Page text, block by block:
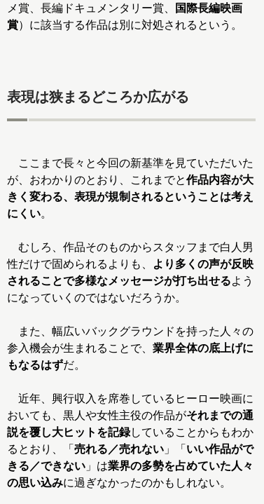
メ賞、長編ドキュメンタリー賞、
国際長編映画
賞）に該当する作品は別に対処されるという。
表現は狭まるどころか広がる
ここまで長々と今回の新基準を見ていただいた
が、おわかりのとおり、これまでと作品内容が大
きく変わる、表現が規制されるということは考え
にくい。
むしろ、作品そのものからスタッフまで白人男
性だけで固められるよりも、
より多くの声が反映
されることで多様なメッセージが打ち出せるよう
になっていくのではないだろうか。
また、幅広いバックグラウンドを持った人々の
参入機会が生まれることで、 業界全体の底上げに
もなるはずだ。
近年、興行収入を席巻しているヒーロー映画に
おいても、黒人や女性主役の作品がそれまでの通
説を覆し大ヒットを記録していることからもわか
るとおり、「 売れる／売れない 」「 いい作品がで
きる／できない 」は業界の多勢を占めていた人々
の思い込みに過ぎなかったのかもしれない。